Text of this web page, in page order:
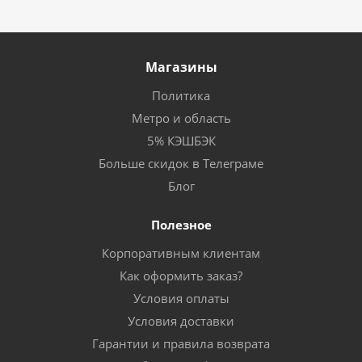
Магазины
Политика
Метро и область
5% КЭШБЭК
Больше скидок в Телеграме
Блог
Полезное
Корпоративным клиентам
Как оформить заказ?
Условия оплаты
Условия доставки
Гарантии и правила возврата